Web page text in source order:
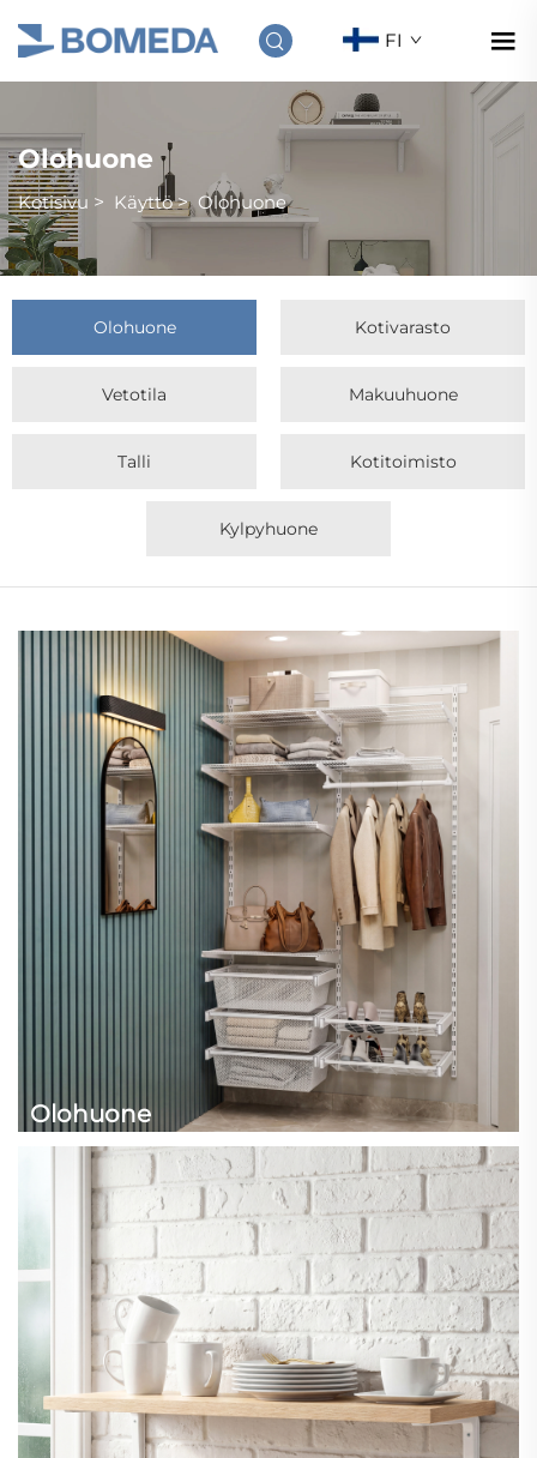
FI
Olohuone
Kotisivu > Käyttö> Olohuone
Olohuone Kotivarasto
Vetotila Makuuhuone
Talli Kotitoimisto
Kylpyhuone
Olohuone